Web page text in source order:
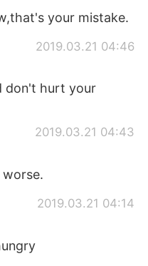
your mistake.
2019.03.21 04:46
don't hurt your
2019.03.21 04:43
2019.03.21 04:14